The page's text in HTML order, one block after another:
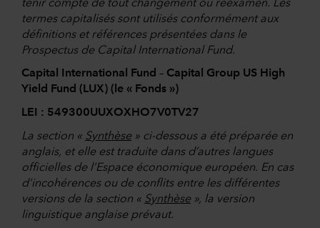
tenir compte de tout changement ou réexamen. Les
termes capitalisés sont utilisés conformément aux
définitions et références présentées dans le
Prospectus de Capital International Fund.
Capital International Fund – Capital Group US High
Yield Fund (LUX) (le « Fonds »)
LEI : 549300UUXOXHO7V0TV27
La section « Synthèse » ci-dessous a été préparée en
anglais, et elle est traduite dans d’autres langues
officielles de l’Espace économique européen. En cas
d’incohérences ou de conflits entre les différentes
versions de la section « Synthèse », la version
linguistique anglaise prévaut.